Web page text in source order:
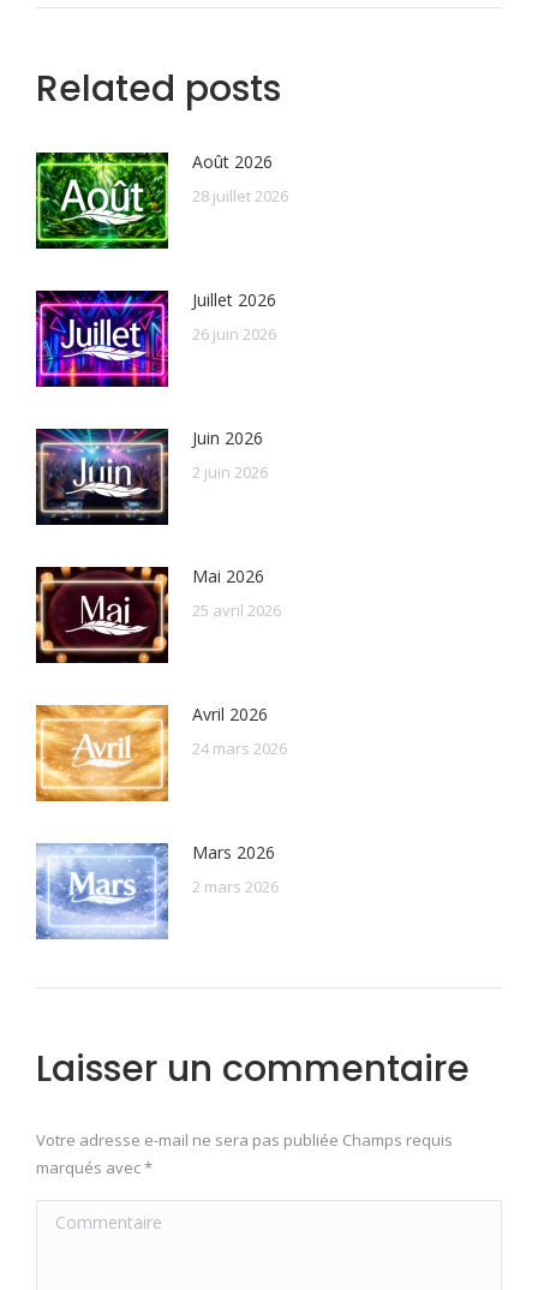
Related posts
Août 2026
28 juillet 2026
Juillet 2026
26 juin 2026
Juin 2026
2 juin 2026
Mai 2026
25 avril 2026
Avril 2026
24 mars 2026
Mars 2026
2 mars 2026
Laisser un commentaire
Votre adresse e-mail ne sera pas publiée Champs requis
marqués avec*
Commentaire